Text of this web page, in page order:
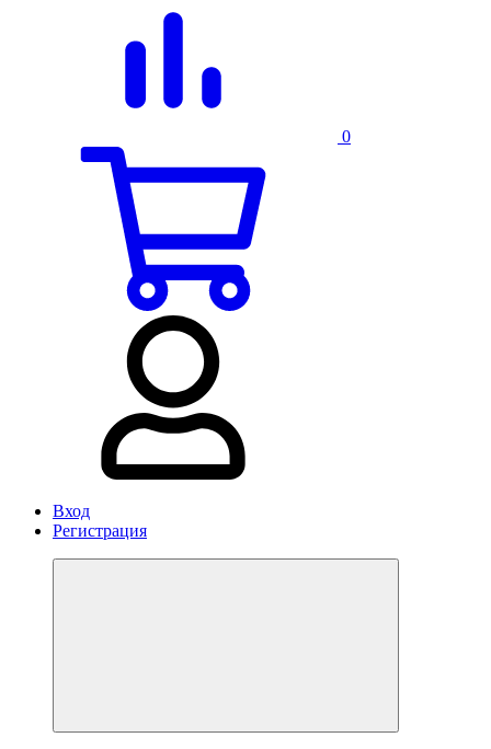
0
Вход
Регистрация